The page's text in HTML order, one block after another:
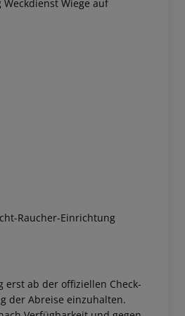
Wiege auf
Raucher-Einrichtung
erst ab der offiziellen Check-
der Abreise einzuhalten.